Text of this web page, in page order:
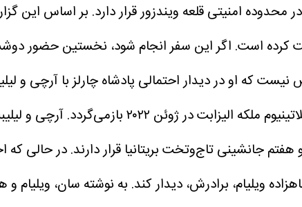
بر اساس این
کرده است. اگر این سفر انجام شود، نخستین حضور
۲۰۲۲ خواهد بود. با این حال هنوز مشخص نیست که او در دیدار احتمالی پادشاه
در ژوئن ۲۰۲۲ بازمی‌گردد.
آرچی و
در حالی که
ویلیام، برادرش، دیدار کند. به نوشته سان، ویلیام و